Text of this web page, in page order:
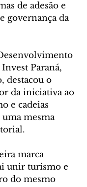
de adesão e
governança da
Paraná,
destacou o
da iniciativa ao
e cadeias
mesma
marca
unir turismo e
do mesmo